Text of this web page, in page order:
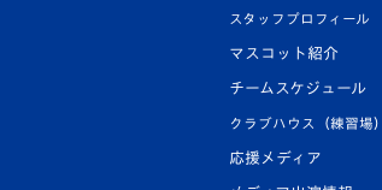
スタッフプロフィール
マスコット紹介
チームスケジュール
クラブハウス（練習場）
応援メディア